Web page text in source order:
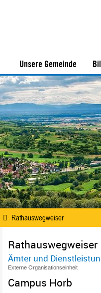
Unsere Gemeinde
Rathauswegweiser
Rathauswegweiser
Ämter und
Externe Organisationseinheit
Campus Horb